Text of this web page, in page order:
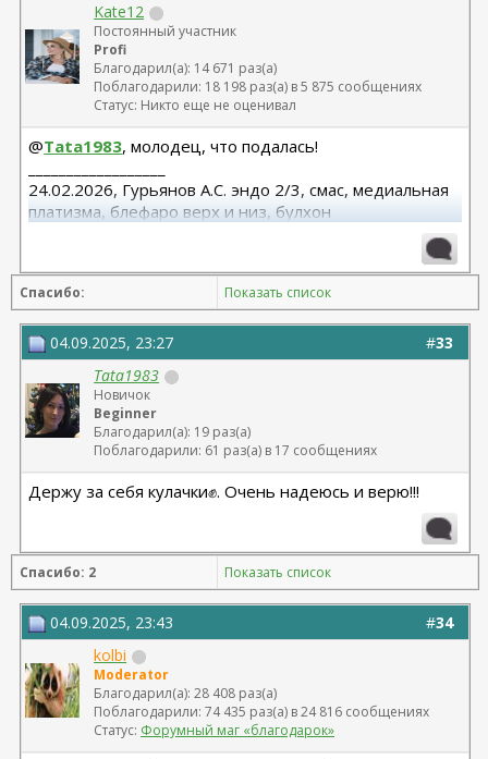
Kate12
Постоянный участник
Profi
Благодарил(а): 14 671 раз(а)
Поблагодарили: 18 198 раз(а) в 5 875 сообщениях
Статус: Никто еще не оценивал
@Tata1983, молодец, что подалась!
24.02.2026, Гурьянов А.С. эндо 2/3, смас, медиальная
платизма, блефаро верх и низ, булхон
08.2015, allergan 240, 255. Аврамович А.Г., Клиника СЛ
(молодости и красоты)
Спасибо: Показать список
#33
04.09.2025, 23:27
Tata1983
Новичок
Beginner
Благодарил(а): 19 раз(а)
Поблагодарили: 61 раз(а) в 17 сообщениях
Держу за себя кулачки✊. Очень надеюсь и верю!!!
Спасибо: 2 Показать список
#34
04.09.2025, 23:43
kolbi
Moderator
Благодарил(а): 28 408 раз(а)
Поблагодарили: 74 435 раз(а) в 24 816 сообщениях
Статус: Форумный маг «благодарок»